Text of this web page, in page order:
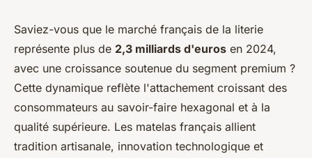
Découvrez les matelas haut de
gamme made in France
Olivier •12 janvier 2026•7 min de lecture
Saviez-vous que le marché français de la literie
représente plus de 2,3 milliards d'euros en 2024,
avec une croissance soutenue du segment premium ?
Cette dynamique reflète l'attachement croissant des
consommateurs au savoir-faire hexagonal et à la
qualité supérieure. Les matelas français allient
tradition artisanale, innovation technologique et